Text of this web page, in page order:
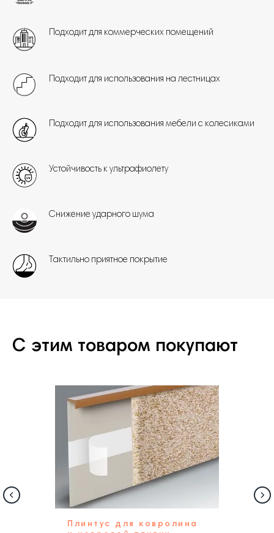
Подходит для коммерческих помещений
Подходит для использования на лестницах
Подходит для использования мебели с колесиками
Устойчивость к ультрафиолету
Снижение ударного шума
Tактильно приятное покрытие
С этим товаром покупают
Плинтус для ковролина
КОНТАКТЫ